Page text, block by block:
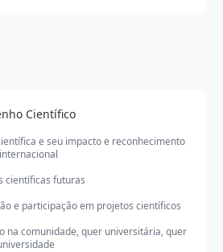
Científico
e seu impacto e reconhecimento
científicas futuras
e participação em projetos científicos
na comunidade, quer universitária, quer